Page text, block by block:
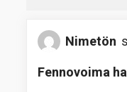
Nimetön
Fennovoima